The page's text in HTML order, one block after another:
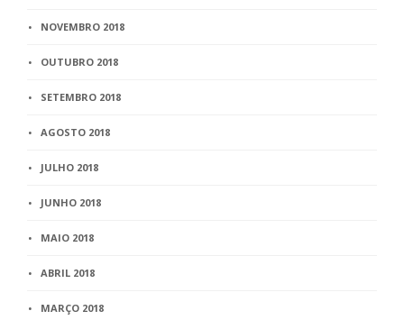
NOVEMBRO 2018
OUTUBRO 2018
SETEMBRO 2018
AGOSTO 2018
JULHO 2018
JUNHO 2018
MAIO 2018
ABRIL 2018
MARÇO 2018